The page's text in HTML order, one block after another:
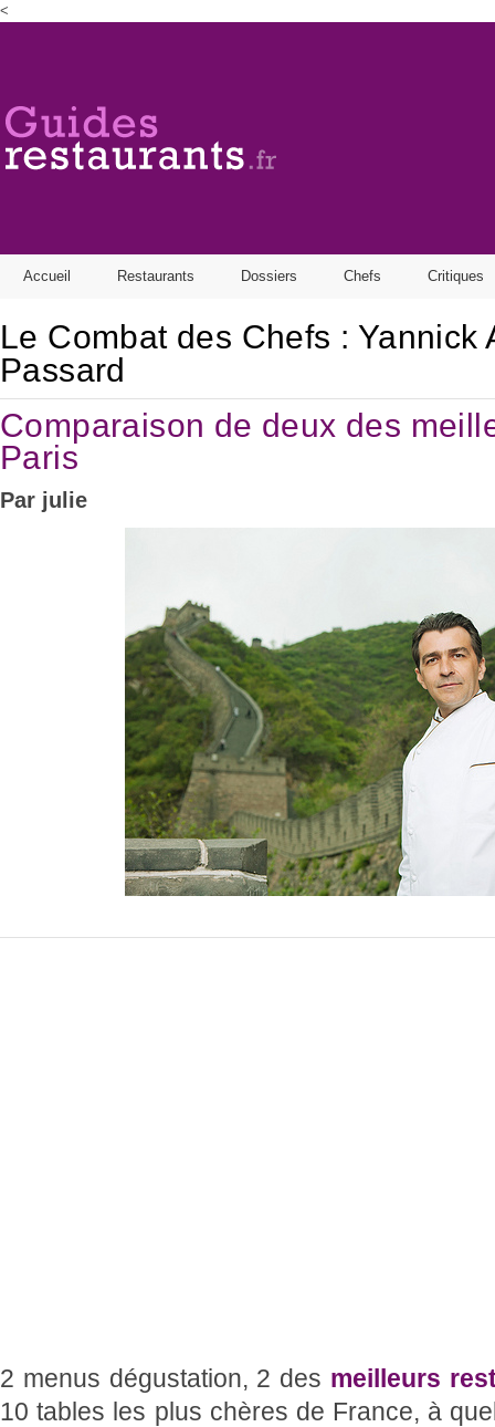
<
Accueil Restaurants Dossiers Chefs Critiques
Le Combat des Chefs : Yannick
Passard
Comparaison de deux des
Paris
Par julie
2 menus dégustation, 2 des meilleurs
10 tables les plus chères de France, à